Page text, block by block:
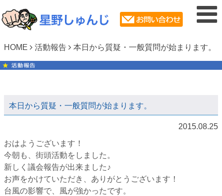
HOME 活動報告 本日から質疑・一般質問が始まります。
本日から質疑・一般質問が始まります。
2015.08.25
おはようございます！
今朝も、街頭活動をしました。
新しく議会報告が出来ました♪
お声をかけていただき、ありがとうございます！
台風の影響で、風が強かったです。